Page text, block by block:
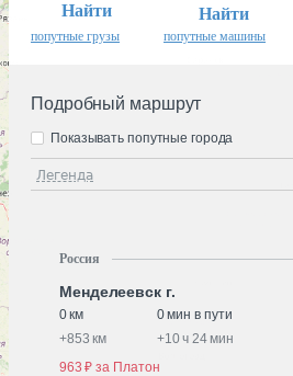
Найти
попутные грузы
Найти
попутные машины
Подробный маршрут
Легенда
Показывать попутные города
Россия
Менделеевск г.
0 км
0 мин в пути
+853 км +10 ч 24 мин
963 ₽ за Платон